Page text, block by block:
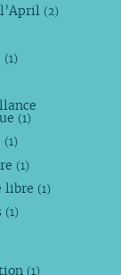
(2)
(1)
(1)
(1)
(1)
libre (1)
(1)
(1)